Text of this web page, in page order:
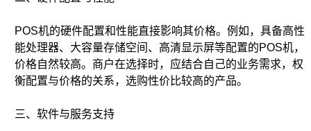
POS机的硬件配置和性能直接影响其价格。例如，具备高性
能处理器、大容量存储空间、高清显示屏等配置的POS机，
价格自然较高。商户在选择时，应结合自己的业务需求，权
衡配置与价格的关系，选购性价比较高的产品。
三、软件与服务支持